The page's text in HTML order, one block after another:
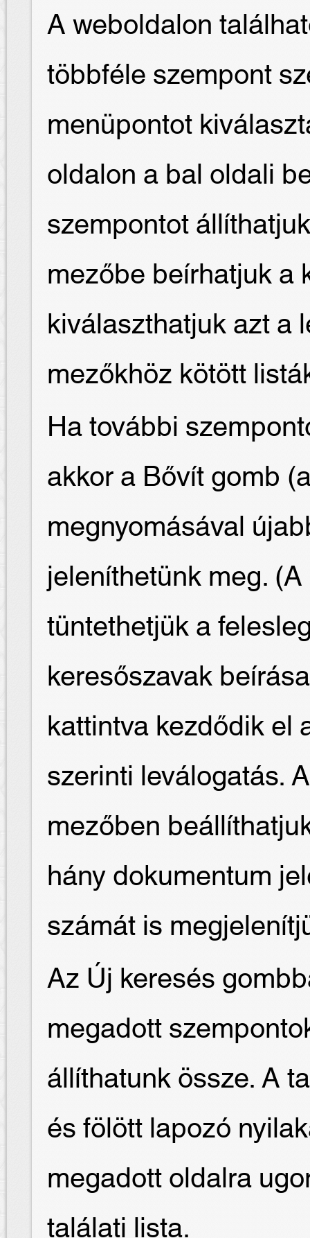
A weboldalon
többféle szempont
menüpontot
oldalon a bal oldali
szempontot
mezőbe beírhatjuk a
kiválaszthatjuk azt a
mezőkhöz kötött
Ha további
akkor a Bővít gomb
megnyomásával
jeleníthetünk meg.
tüntethetjük a
keresőszavak
kattintva kezdődik el
szerinti leválogatás.
mezőben
hány dokumentum
számát is
Az Új keresés
megadott
állíthatunk össze. A
és fölött lapozó
megadott oldalra